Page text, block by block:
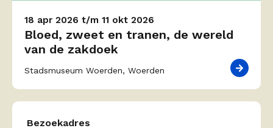
18 apr 2026 t/m 11 okt 2026
Bloed, zweet en tranen, de wereld
van de zakdoek
Stadsmuseum Woerden, Woerden
Bezoekadres